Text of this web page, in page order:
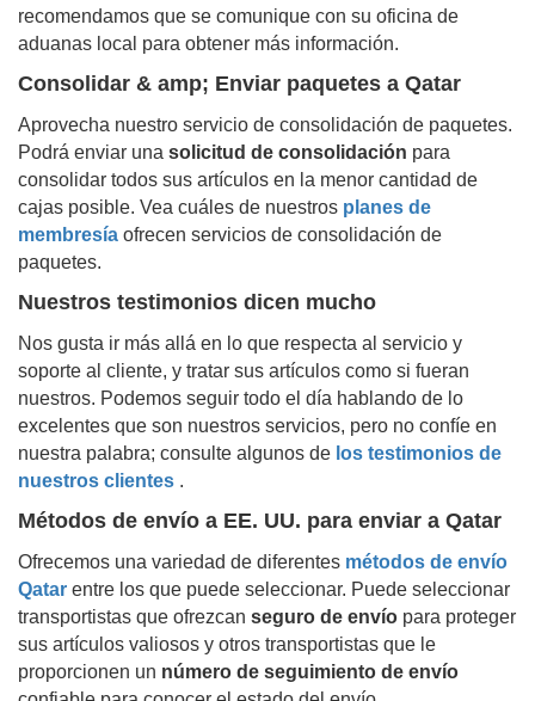
recomendamos que se comunique con su oficina de
aduanas local para obtener más información.
Consolidar & amp; Enviar paquetes a Qatar
Aprovecha nuestro servicio de consolidación de paquetes.
Podrá enviar una solicitud de consolidación para
consolidar todos sus artículos en la menor cantidad de
cajas posible. Vea cuáles de nuestros planes de
membresía ofrecen servicios de consolidación de
paquetes.
Nuestros testimonios dicen mucho
Nos gusta ir más allá en lo que respecta al servicio y
soporte al cliente, y tratar sus artículos como si fueran
nuestros. Podemos seguir todo el día hablando de lo
excelentes que son nuestros servicios, pero no confíe en
nuestra palabra; consulte algunos de los testimonios de
nuestros clientes .
Métodos de envío a EE. UU. para enviar a Qatar
Ofrecemos una variedad de diferentes métodos de envío
Qatar entre los que puede seleccionar. Puede seleccionar
transportistas que ofrezcan seguro de envío para proteger
sus artículos valiosos y otros transportistas que le
proporcionen un número de seguimiento de envío